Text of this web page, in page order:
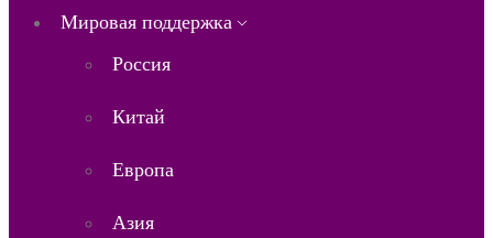
Мировая поддержка
Россия
Китай
Европа
Азия